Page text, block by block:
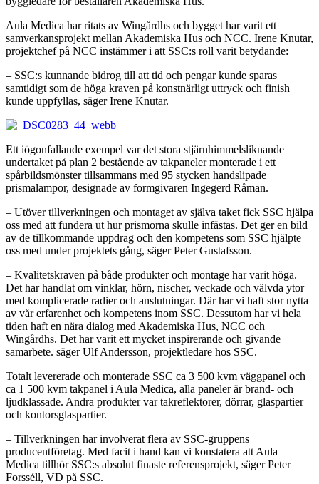
Aula Medica har ritats av Wingårdhs och bygget har varit ett
samverkansprojekt mellan Akademiska Hus och NCC. Irene Knutar,
projektchef på NCC instämmer i att SSC:s roll varit betydande:
– SSC:s kunnande bidrog till att tid och pengar kunde sparas
samtidigt som de höga kraven på konstnärligt uttryck och finish
kunde uppfyllas, säger Irene Knutar.
Ett iögonfallande exempel var det stora stjärnhimmelsliknande
undertaket på plan 2 bestående av takpaneler monterade i ett
spårbildsmönster tillsammans med 95 stycken handslipade
prismalampor, designade av formgivaren Ingegerd Råman.
– Utöver tillverkningen och montaget av själva taket fick SSC hjälpa
oss med att fundera ut hur prismorna skulle infästas. Det ger en bild
av de tillkommande uppdrag och den kompetens som SSC hjälpte
oss med under projektets gång, säger Peter Gustafsson.
– Kvalitetskraven på både produkter och montage har varit höga.
Det har handlat om vinklar, hörn, nischer, veckade och välvda ytor
med komplicerade radier och anslutningar. Där har vi haft stor nytta
av vår erfarenhet och kompetens inom SSC. Dessutom har vi hela
tiden haft en nära dialog med Akademiska Hus, NCC och
Wingårdhs. Det har varit ett mycket inspirerande och givande
samarbete. säger Ulf Andersson, projektledare hos SSC.
Totalt levererade och monterade SSC ca 3 500 kvm väggpanel och
ca 1 500 kvm takpanel i Aula Medica, alla paneler är brand- och
ljudklassade. Andra produkter var takreflektorer, dörrar, glaspartier
och kontorsglaspartier.
– Tillverkningen har involverat flera av SSC-gruppens
producentföretag. Med facit i hand kan vi konstatera att Aula
Medica tillhör SSC:s absolut finaste referensprojekt, säger Peter
Forsséll, VD på SSC.